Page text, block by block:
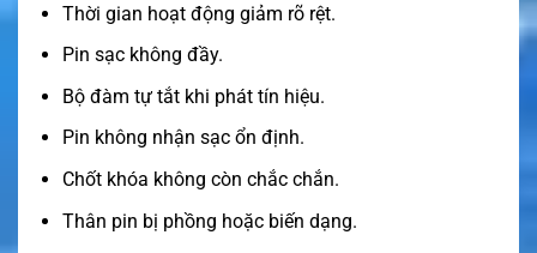
Thời gian hoạt động giảm rõ rệt.
Pin sạc không đầy.
Bộ đàm tự tắt khi phát tín hiệu.
Pin không nhận sạc ổn định.
Chốt khóa không còn chắc chắn.
Thân pin bị phồng hoặc biến dạng.